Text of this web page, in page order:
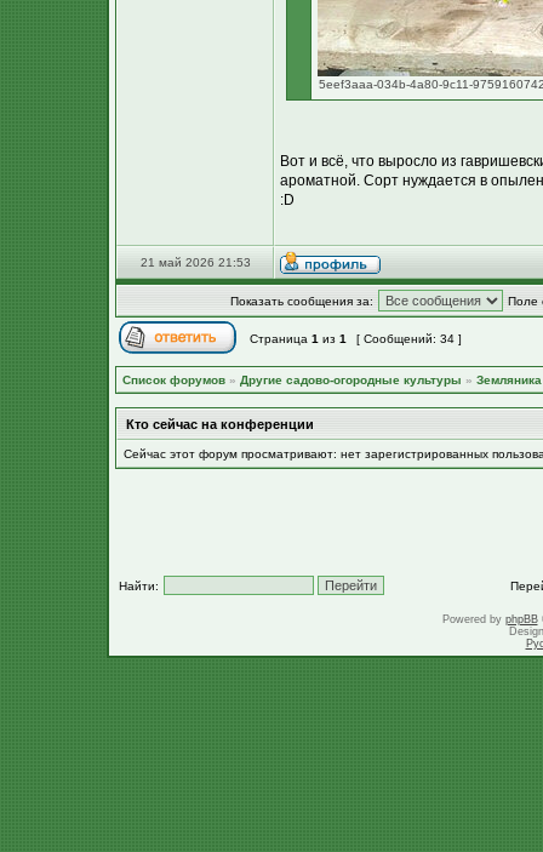
5eef3aaa-034b-4a80-9c11-
Вот и всё, что выросло из
ароматной. Сорт нуждается в
:D
21 май 2026 21:53
Показать сообщения за: Поле
Страница 1 из 1 [ Сообщений: 34 ]
Список форумов » Другие садово-огородные культуры »
Кто сейчас на конференции
Сейчас этот форум просматривают: нет зарегистрированных
Найти:
Powered by phpBB